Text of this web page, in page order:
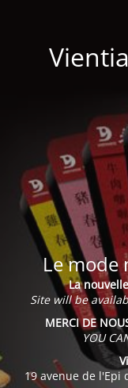
Le mode
La
Site will be
MERCI DE
YOU
19 avenue de l'Epi